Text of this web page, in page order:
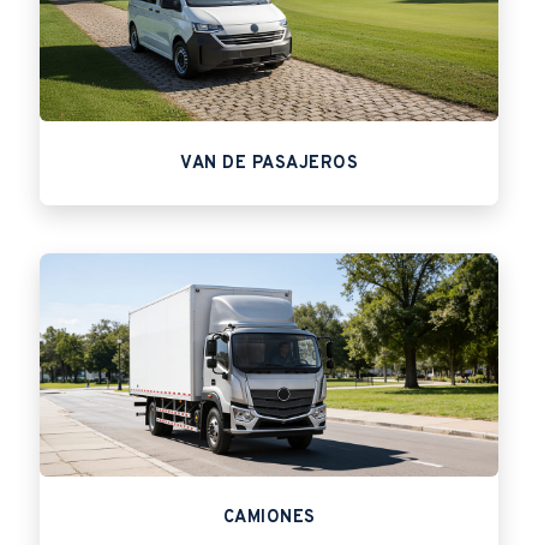
VAN DE PASAJEROS
CAMIONES